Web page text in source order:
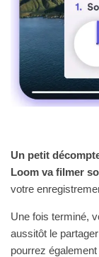
Un petit
Loom va filmer
votre
Une fois terminé,
aussitôt le
pourrez